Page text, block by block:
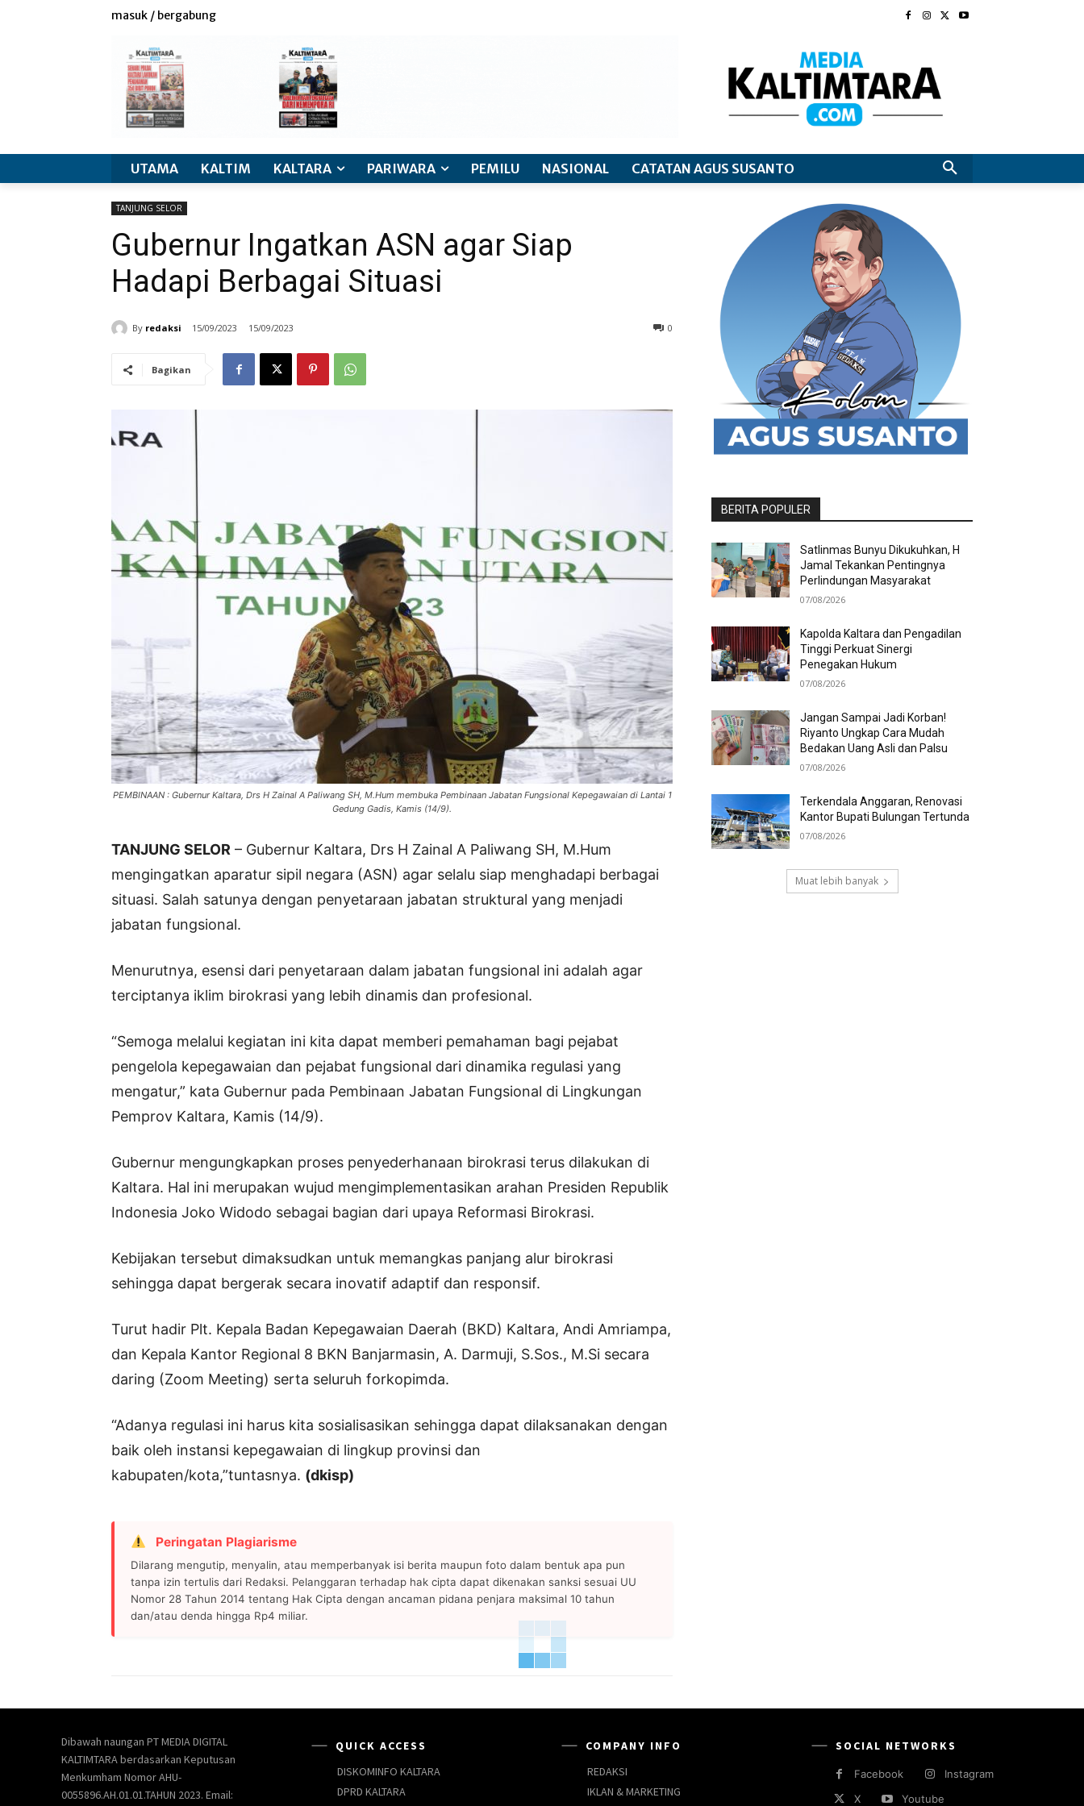
masuk / bergabung
UTAMA KALTIM KALTARA PARIWARA PEMILU NASIONAL CATATAN AGUS SUSANTO
TANJUNG SELOR
Gubernur Ingatkan ASN agar Siap
Hadapi Berbagai Situasi
By redaksi 15/09/2023 15/09/2023 0
Bagikan
PEMBINAAN : Gubernur Kaltara, Drs H Zainal A Paliwang SH, M.Hum membuka Pembinaan Jabatan Fungsional Kepegawaian di Lantai 1
Gedung Gadis, Kamis (14/9).
TANJUNG SELOR – Gubernur Kaltara, Drs H Zainal A Paliwang SH, M.Hum
mengingatkan aparatur sipil negara (ASN) agar selalu siap menghadapi berbagai
situasi. Salah satunya dengan penyetaraan jabatan struktural yang menjadi
jabatan fungsional.
Menurutnya, esensi dari penyetaraan dalam jabatan fungsional ini adalah agar
terciptanya iklim birokrasi yang lebih dinamis dan profesional.
“Semoga melalui kegiatan ini kita dapat memberi pemahaman bagi pejabat
pengelola kepegawaian dan pejabat fungsional dari dinamika regulasi yang
mengatur,” kata Gubernur pada Pembinaan Jabatan Fungsional di Lingkungan
Pemprov Kaltara, Kamis (14/9).
Gubernur mengungkapkan proses penyederhanaan birokrasi terus dilakukan di
Kaltara. Hal ini merupakan wujud mengimplementasikan arahan Presiden Republik
Indonesia Joko Widodo sebagai bagian dari upaya Reformasi Birokrasi.
Kebijakan tersebut dimaksudkan untuk memangkas panjang alur birokrasi
sehingga dapat bergerak secara inovatif adaptif dan responsif.
Turut hadir Plt. Kepala Badan Kepegawaian Daerah (BKD) Kaltara, Andi Amriampa,
dan Kepala Kantor Regional 8 BKN Banjarmasin, A. Darmuji, S.Sos., M.Si secara
daring (Zoom Meeting) serta seluruh forkopimda.
“Adanya regulasi ini harus kita sosialisasikan sehingga dapat dilaksanakan dengan
baik oleh instansi kepegawaian di lingkup provinsi dan
kabupaten/kota,”tuntasnya. (dkisp)
Peringatan Plagiarisme
Dilarang mengutip, menyalin, atau memperbanyak isi berita maupun foto dalam bentuk apa pun
tanpa izin tertulis dari Redaksi. Pelanggaran terhadap hak cipta dapat dikenakan sanksi sesuai UU
Nomor 28 Tahun 2014 tentang Hak Cipta dengan ancaman pidana penjara maksimal 10 tahun
dan/atau denda hingga Rp4 miliar.
BERITA POPULER
Satlinmas Bunyu Dikukuhkan, H
Jamal Tekankan Pentingnya
Perlindungan Masyarakat
07/08/2026
Kapolda Kaltara dan Pengadilan
Tinggi Perkuat Sinergi
Penegakan Hukum
07/08/2026
Jangan Sampai Jadi Korban!
Riyanto Ungkap Cara Mudah
Bedakan Uang Asli dan Palsu
07/08/2026
Terkendala Anggaran, Renovasi
Kantor Bupati Bulungan Tertunda
07/08/2026
Muat lebih banyak
Dibawah naungan PT MEDIA DIGITAL
KALTIMTARA berdasarkan Keputusan
Menkumham Nomor AHU-
0055896.AH.01.01.TAHUN 2023. Email:
QUICK ACCESS
DISKOMINFO KALTARA
DPRD KALTARA
COMPANY INFO
REDAKSI
IKLAN & MARKETING
SOCIAL NETWORKS
Facebook
Instagram
X
Youtube